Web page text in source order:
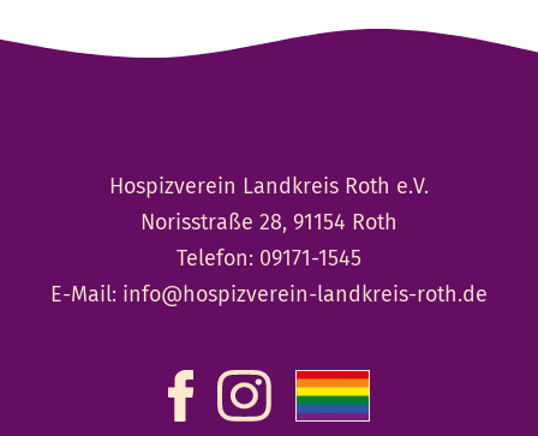
Hospizverein Landkreis Roth e.V.
Norisstraße 28, 91154 Roth
Telefon: 09171-1545
E-Mail: info@hospizverein-landkreis-roth.de